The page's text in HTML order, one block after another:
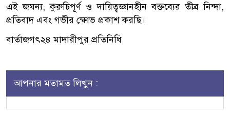
এই জঘন্য, কুরুচিপূর্ণ ও দায়িত্বজ্ঞানহীন বক্তব্যের তীব্র নিন্দা,
প্রতিবাদ এবং গভীর ক্ষোভ প্রকাশ করছি।
বার্তাজগৎ২৪ মাদারীপুর প্রতিনিধি
আপনার মতামত লিখুন :